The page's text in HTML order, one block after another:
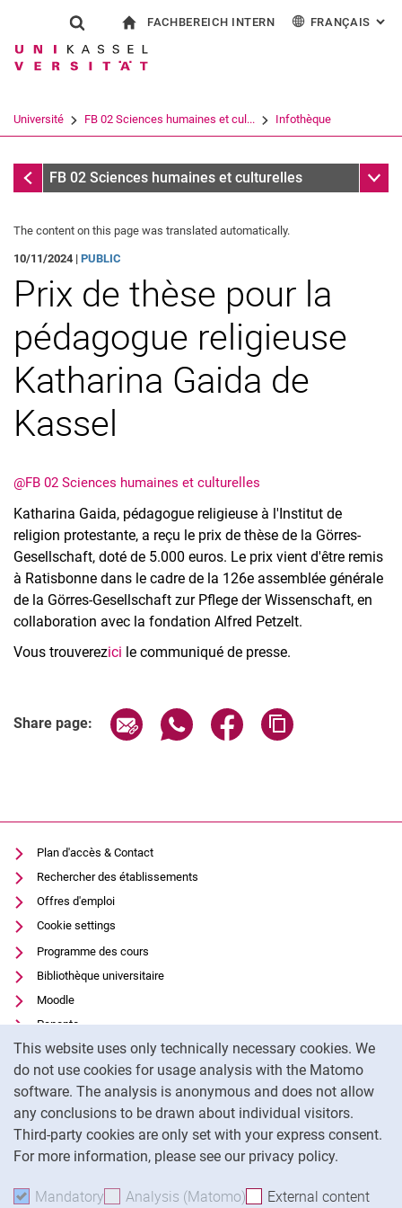
Jump directly to: content
Jump directly to: search
Jump directly to: main
This website uses only technically necessary cookies. We
do not use cookies for usage analysis with the Matomo
software. The analysis is anonymous and does not allow
any conclusions to be drawn about individual visitors.
Third-party cookies are only set with your express consent.
For more information, please see our privacy policy.
Mandatory Accept mandatory cookies
Analysis (Matomo) Accept analysis cookies
External content
Show search form
Search term
Search (opens an external link in a
FACHBEREICH INTERN FRANÇAIS :
Italiano
Université FB 02 Sciences humaines et cul... Infothèque
Infothèque
FB 02 Sciences humaines et culturelles Sub
The content on this page was translated automatically.
10/11/2024 | PUBLIC
Prix de thèse pour la
pédagogue religieuse
Katharina Gaida de
Kassel
@FB 02 Sciences humaines et culturelles
Katharina Gaida, pédagogue religieuse à l'Institut de
religion protestante, a reçu le prix de thèse de la Görres-
Gesellschaft, doté de 5.000 euros. Le prix vient d'être remis
à Ratisbonne dans le cadre de la 126e assemblée générale
de la Görres-Gesellschaft zur Pflege der Wissenschaft, en
collaboration avec la fondation Alfred Petzelt.
Vous trouverezici le communiqué de presse.
Share page: Share page via email
Share page via WhatsApp
Share page via
Plan d'accès & Contact
Rechercher des établissements
Offres d'emploi
Cookie settings
Programme des cours
Bibliothèque universitaire
Moodle
Panopto
Protection des données
Accessibilité
Utilisation transparente de l'IA